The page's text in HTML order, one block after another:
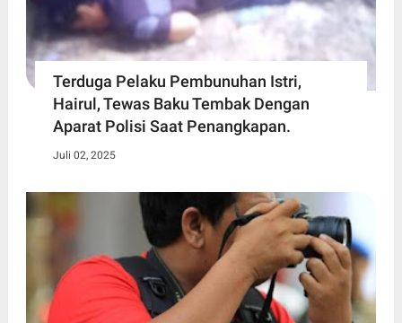
Terduga Pelaku Pembunuhan Istri,
Hairul, Tewas Baku Tembak Dengan
Aparat Polisi Saat Penangkapan.
Juli 02, 2025